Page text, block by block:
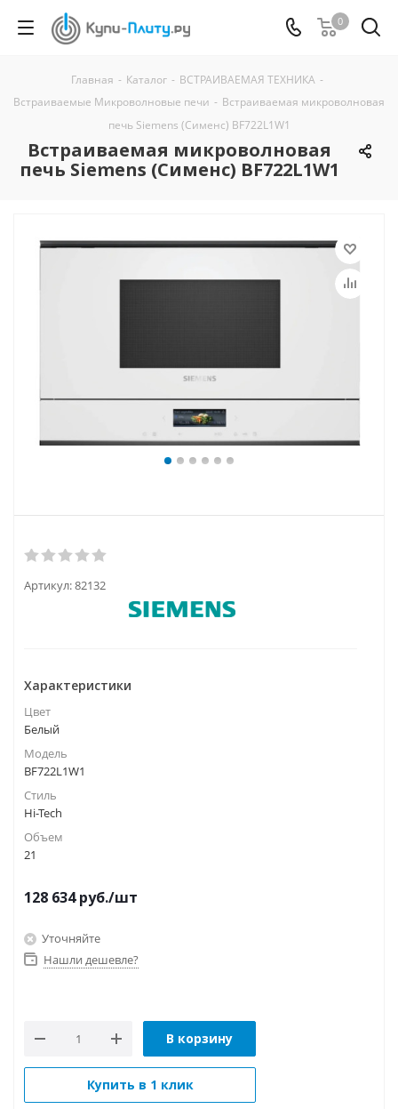
0
Главная - Каталог - ВСТРАИВАЕМАЯ ТЕХНИКА -
Встраиваемые Микроволновые печи - Встраиваемая микроволновая
печь Siemens (Сименс) BF722L1W1
Встраиваемая микроволновая
печь Siemens (Сименс) BF722L1W1
Артикул:82132
Характеристики
Цвет
Белый
Модель
BF722L1W1
Стиль
Hi-Tech
Объем
21
128 634руб./шт
Уточняйте
Нашли дешевле?
В корзину
Купить в 1 клик